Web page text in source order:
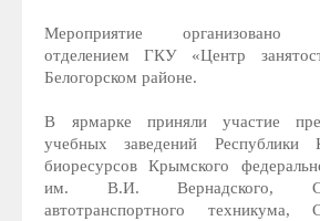
Мероприятие организовано
отделением ГКУ «Центр
Белогорском районе.
В ярмарке приняли участие
учебных заведений
биоресурсов Крымского
им. В.И. Вернадского,
автотранспортного техникума,